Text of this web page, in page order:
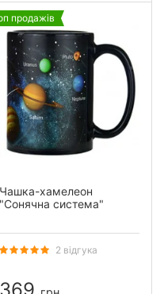
продажів
Чашка-хамелеон
"Сонячна система"
2 відгука